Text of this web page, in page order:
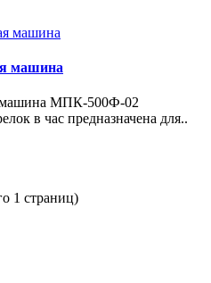
машина
машина МПК-500Ф-02
в час предназначена для..
1 страниц)